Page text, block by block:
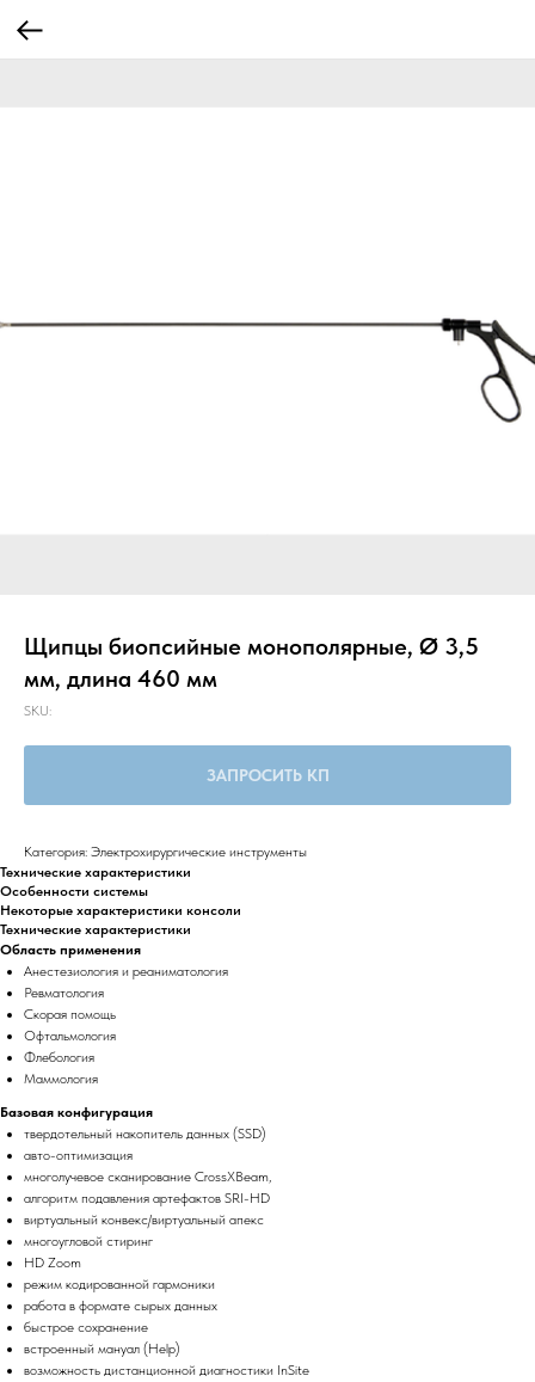
Щипцы биопсийные монополярные, Ø 3,5
мм, длина 460 мм
SKU:
ЗАПРОСИТЬ КП
Категория: Электрохирургические инструменты
Технические характеристики
Особенности системы
Некоторые характеристики консоли
Технические характеристики
Область применения
Анестезиология и реаниматология
Ревматология
Скорая помощь
Офтальмология
Флебология
Маммология
Базовая конфигурация
твердотельный накопитель данных (SSD)
авто-оптимизация
многолучевое сканирование CrossXBeam,
алгоритм подавления артефактов SRI-HD
виртуальный конвекс/виртуальный апекс
многоугловой стиринг
HD Zoom
режим кодированной гармоники
работа в формате сырых данных
быстрое сохранение
вcтроенный мануал (Help)
возможность дистанционной диагностики InSite